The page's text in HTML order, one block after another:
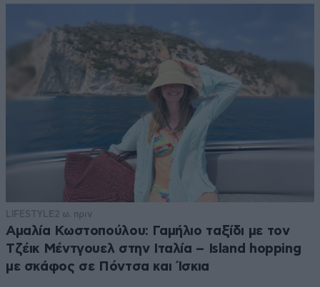
LIFESTYLE 2 ω. πριν
Αμαλία Κωστοπούλου: Γαμήλιο ταξίδι με τον
Τζέικ Μέντγουελ στην Ιταλία – Island hopping
με σκάφος σε Πόντσα και Ίσκια